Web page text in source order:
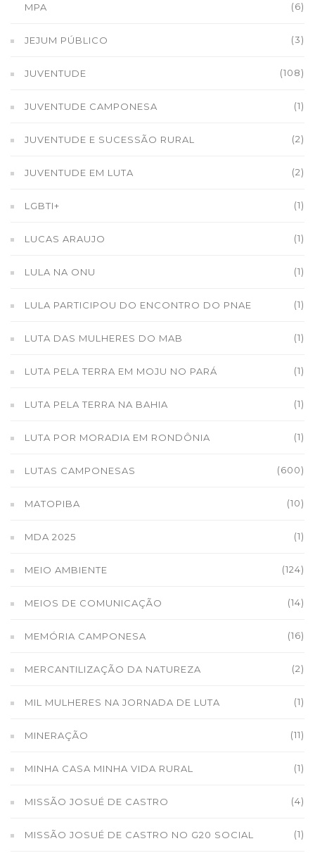
MPA
(6)
JEJUM PÚBLICO (3)
JUVENTUDE (108)
JUVENTUDE CAMPONESA (1)
JUVENTUDE E SUCESSÃO RURAL (2)
JUVENTUDE EM LUTA (2)
LGBTI+ (1)
LUCAS ARAUJO (1)
LULA NA ONU (1)
LULA PARTICIPOU DO ENCONTRO DO PNAE (1)
LUTA DAS MULHERES DO MAB (1)
LUTA PELA TERRA EM MOJU NO PARÁ (1)
LUTA PELA TERRA NA BAHIA (1)
LUTA POR MORADIA EM RONDÔNIA (1)
LUTAS CAMPONESAS (600)
MATOPIBA (10)
MDA 2025 (1)
MEIO AMBIENTE (124)
MEIOS DE COMUNICAÇÃO (14)
MEMÓRIA CAMPONESA (16)
MERCANTILIZAÇÃO DA NATUREZA (2)
MIL MULHERES NA JORNADA DE LUTA (1)
MINERAÇÃO (11)
MINHA CASA MINHA VIDA RURAL (1)
MISSÃO JOSUÉ DE CASTRO (4)
MISSÃO JOSUÉ DE CASTRO NO G20 SOCIAL (1)